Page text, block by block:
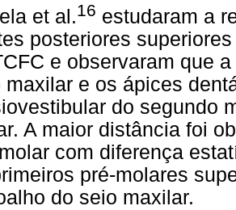
et al.16 estudaram a
posteriores
e observaram que
maxilar e os ápices
do segundo
A maior distância foi
com diferença
pré-molares
do seio maxilar.